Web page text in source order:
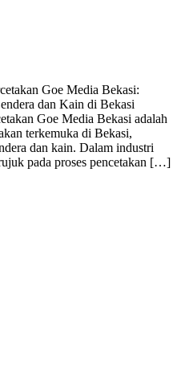
Goe Media Bekasi:
dan Kain di Bekasi
Goe Media Bekasi adalah
terkemuka di Bekasi,
dan kain. Dalam industri
pada proses pencetakan […]